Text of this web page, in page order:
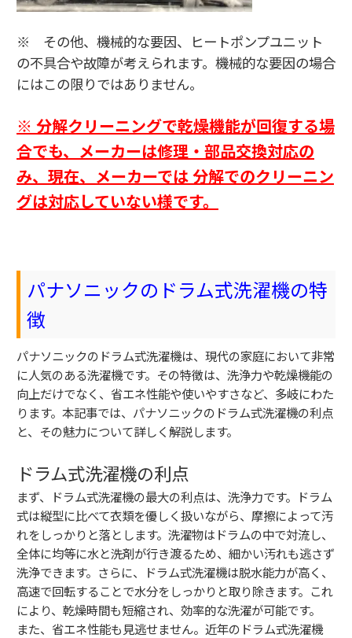
※ その他、機械的な要因、ヒートポンプユニット
の不具合や故障が考えられます。機械的な要因の場合
にはこの限りではありません。
※ 分解クリーニングで乾燥機能が回復する場
合でも、 メーカーは修理・部品交換対応の
み、 現在、メーカーでは 分解でのクリーニン
グは対応していない様です。
パナソニックのドラム式洗濯機の特
徴
パナソニックのドラム式洗濯機は、現代の家庭において非常
に人気のある洗濯機です。その特徴は、洗浄力や乾燥機能の
向上だけでなく、省エネ性能や使いやすさなど、多岐にわた
ります。本記事では、パナソニックのドラム式洗濯機の利点
と、その魅力について詳しく解説します。
ドラム式洗濯機の利点
まず、ドラム式洗濯機の最大の利点は、洗浄力です。ドラム
式は縦型に比べて衣類を優しく扱いながら、摩擦によって汚
れをしっかりと落とします。洗濯物はドラムの中で対流し、
全体に均等に水と洗剤が行き渡るため、細かい汚れも逃さず
洗浄できます。さらに、ドラム式洗濯機は脱水能力が高く、
高速で回転することで水分をしっかりと取り除きます。これ
により、乾燥時間も短縮され、効率的な洗濯が可能です。
また、省エネ性能も見逃せません。近年のドラム式洗濯機